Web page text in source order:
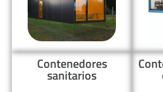
Contenedores
sanitarios